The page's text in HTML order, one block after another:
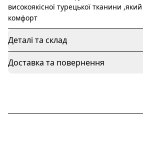
високоякісної турецької тканини
комфорт
Деталі та склад
Доставка та повернення